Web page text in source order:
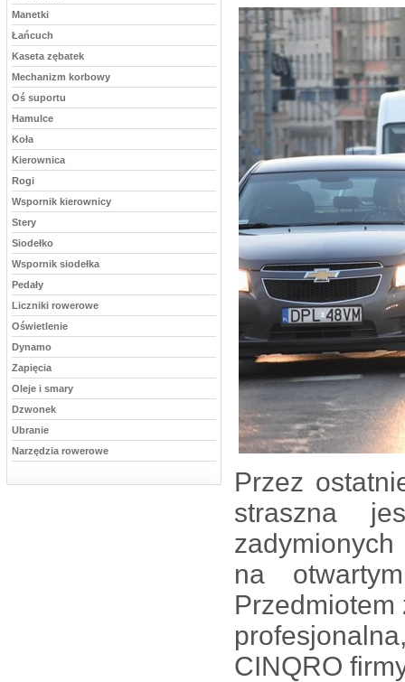
Manetki
Łańcuch
Kaseta zębatek
Mechanizm korbowy
Oś suportu
Hamulce
Koła
Kierownica
Rogi
Wspornik kierownicy
Stery
Siodełko
Wspornik siodełka
Pedały
Liczniki rowerowe
Oświetlenie
Dynamo
Zapięcia
Oleje i smary
Dzwonek
Ubranie
Narzędzia rowerowe
Przez
straszna
na
Przedmiotem
CINQRO